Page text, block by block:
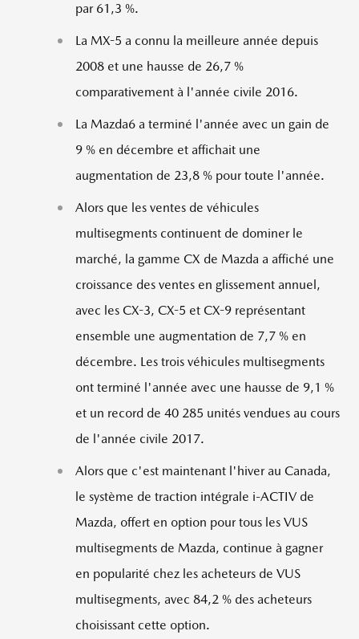
par 61,3 %.
La MX-5 a connu la meilleure année depuis
2008 et une hausse de 26,7 %
comparativement à l'année civile 2016.
La Mazda6 a terminé l'année avec un gain de
9 % en décembre et affichait une
augmentation de 23,8 % pour toute l'année.
Alors que les ventes de véhicules
multisegments continuent de dominer le
marché, la gamme CX de Mazda a affiché une
croissance des ventes en glissement annuel,
avec les CX-3, CX-5 et CX-9 représentant
ensemble une augmentation de 7,7 % en
décembre. Les trois véhicules multisegments
ont terminé l'année avec une hausse de 9,1 %
et un record de 40 285 unités vendues au cours
de l'année civile 2017.
Alors que c'est maintenant l'hiver au Canada,
le système de traction intégrale i-ACTIV de
Mazda, offert en option pour tous les VUS
multisegments de Mazda, continue à gagner
en popularité chez les acheteurs de VUS
multisegments, avec 84,2 % des acheteurs
choisissant cette option.